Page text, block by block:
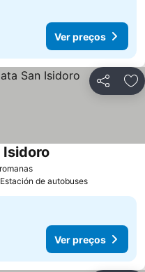
Ver preços
Partilhar
Ver preços
Isidoro
de autobuses
Ver preços